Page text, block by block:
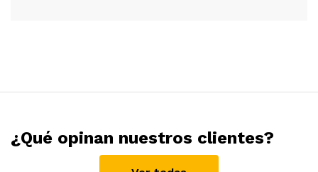
¿Qué opinan nuestros clientes?